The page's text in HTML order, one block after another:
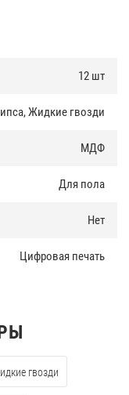
12 шт
Жидкие гвозди
МДФ
Для пола
Нет
Цифровая печать
гвозди